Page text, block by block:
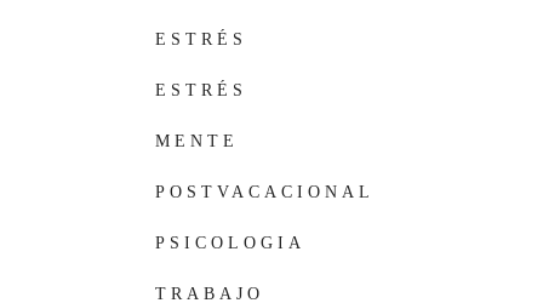
ESTRÉS
ESTRÉS
MENTE
POSTVACACIONAL
PSICOLOGIA
TRABAJO